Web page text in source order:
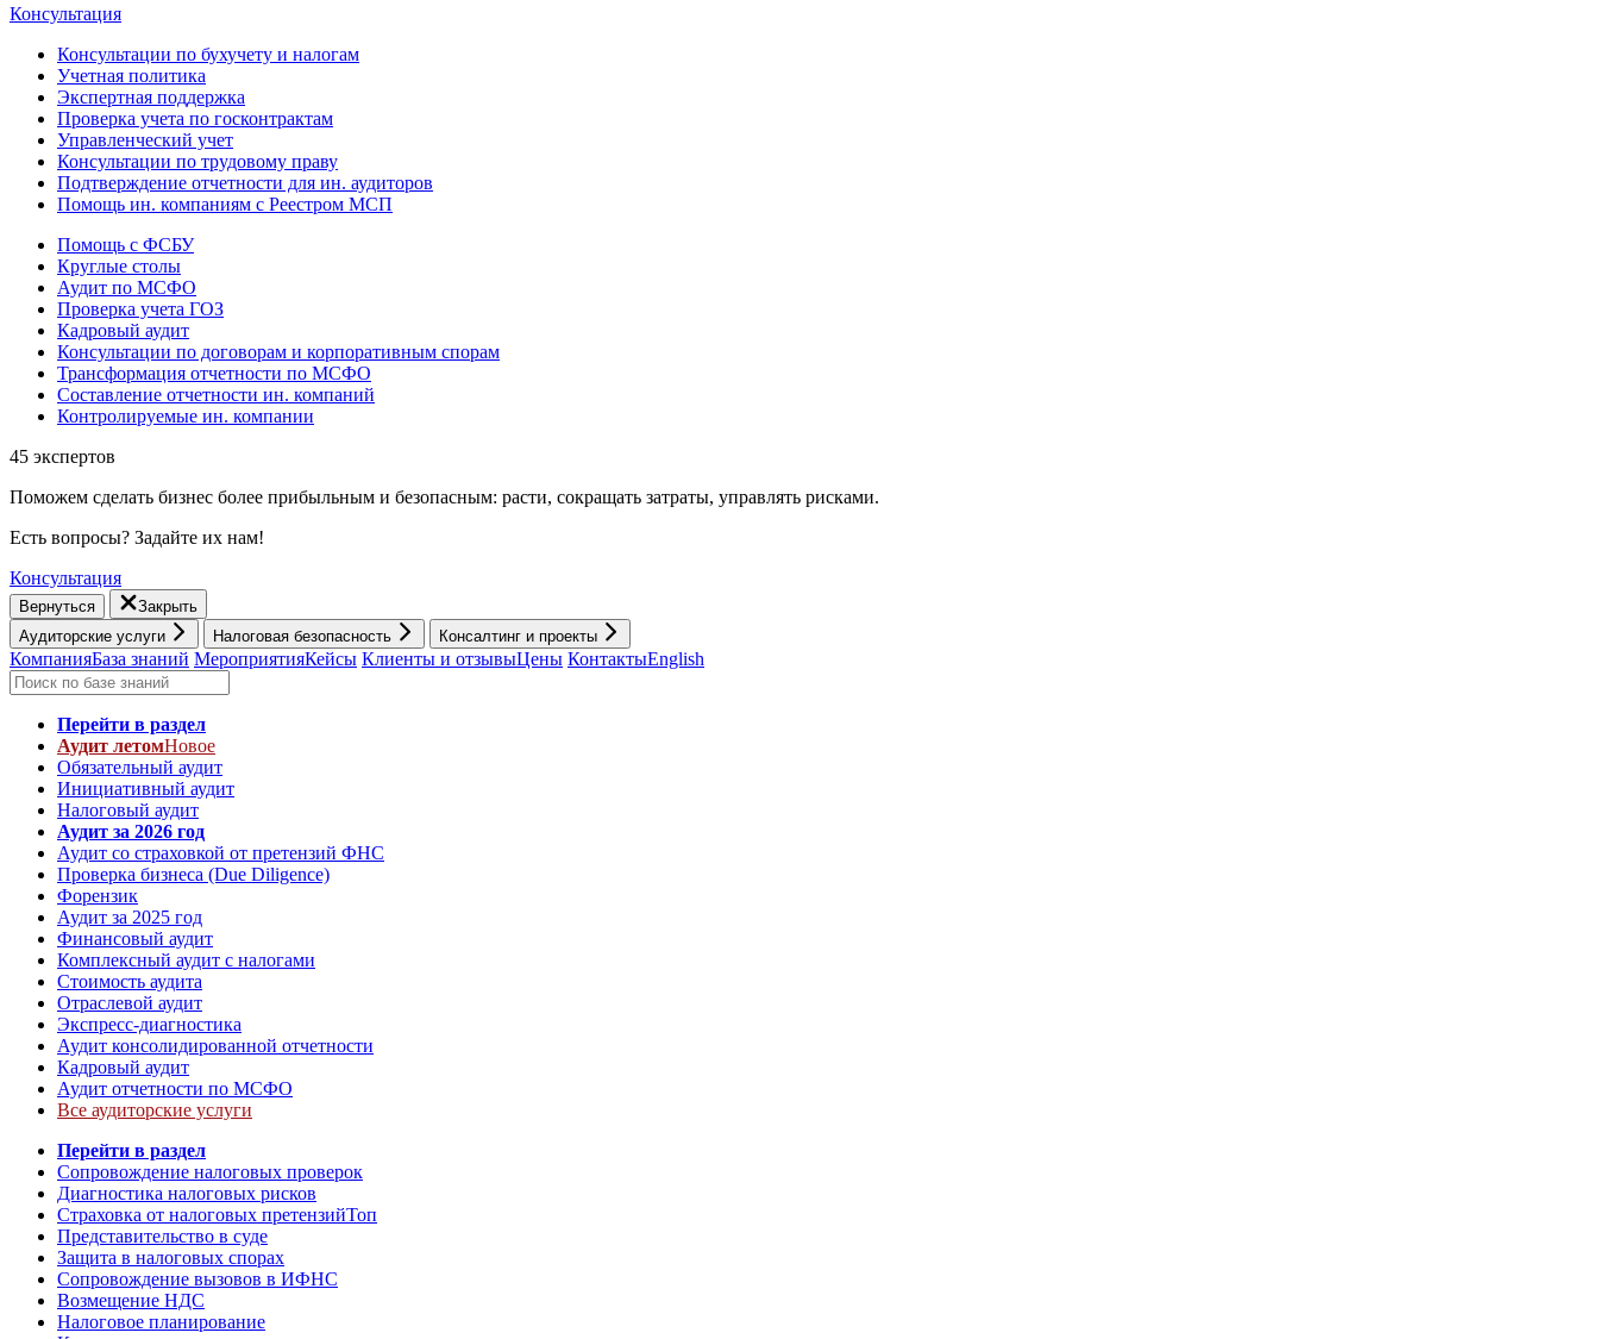
Консультация
Консультации по бухучету и налогам
Учетная политика
Экспертная поддержка
Проверка учета по госконтрактам
Управленческий учет
Консультации по трудовому праву
Подтверждение отчетности для ин. аудиторов
Помощь ин. компаниям с Реестром МСП
Помощь с ФСБУ
Круглые столы
Аудит по МСФО
Проверка учета ГОЗ
Кадровый аудит
Консультации по договорам и корпоративным спорам
Трансформация отчетности по МСФО
Составление отчетности ин. компаний
Контролируемые ин. компании
45 экспертов
Поможем сделать бизнес более прибыльным и безопасным: расти, cокращать затраты, управлять рисками.
Есть вопросы? Задайте их нам!
Консультация
Вернуться
Закрыть
Аудиторские услуги
Налоговая безопасность Консалтинг и проекты
КомпанияБаза знаний МероприятияКейсы Клиенты и отзывыЦены КонтактыEnglish
Перейти в раздел
Аудит летомНовое
Обязательный аудит
Инициативный аудит
Налоговый аудит
Аудит за 2026 год
Аудит со страховкой от претензий ФНС
Проверка бизнеса (Due Diligence)
Форензик
Аудит за 2025 год
Финансовый аудит
Комплексный аудит с налогами
Стоимость аудита
Отраслевой аудит
Экспресс-диагностика
Аудит консолидированной отчетности
Кадровый аудит
Аудит отчетности по МСФО
Все аудиторские услуги
Перейти в раздел
Сопровождение налоговых проверок
Диагностика налоговых рисков
Страховка от налоговых претензийТоп
Представительство в суде
Защита в налоговых спорах
Сопровождение вызовов в ИФНС
Возмещение НДС
Налоговое планирование